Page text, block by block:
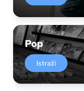
Pop
Istraži